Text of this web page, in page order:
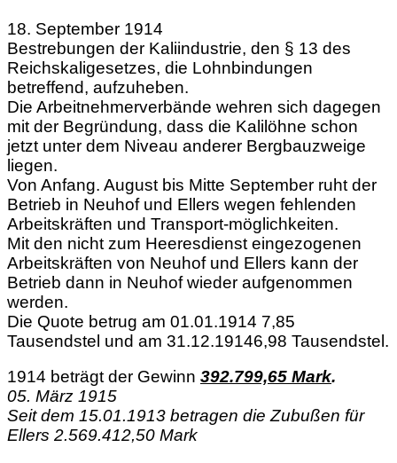
18. September 1914
Bestrebungen der Kaliindustrie, den § 13 des
Reichskaligesetzes, die Lohnbindungen
betreffend, aufzuheben.
Die Arbeitnehmerverbände wehren sich dagegen
mit der Begründung, dass die Kalilöhne schon
jetzt unter dem Niveau anderer Bergbauzweige
liegen.
Von Anfang. August bis Mitte September ruht der
Betrieb in Neuhof und Ellers wegen fehlenden
Arbeitskräften und Transport-möglichkeiten.
Mit den nicht zum Heeresdienst eingezogenen
Arbeitskräften von Neuhof und Ellers kann der
Betrieb dann in Neuhof wieder aufgenommen
werden.
Die Quote betrug am 01.01.1914 7,85
Tausendstel und am 31.12.19146,98 Tausendstel.
1914 beträgt der Gewinn 392.799,65 Mark.
05. März 1915
Seit dem 15.01.1913 betragen die Zubußen für
Ellers 2.569.412,50 Mark